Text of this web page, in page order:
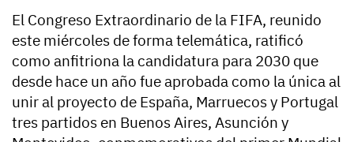
El Congreso Extraordinario de la FIFA, reunido
este miércoles de forma telemática, ratificó
como anfitriona la candidatura para 2030 que
desde hace un año fue aprobada como la única al
unir al proyecto de España, Marruecos y Portugal
tres partidos en Buenos Aires, Asunción y